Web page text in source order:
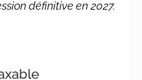
définitive en 2027.